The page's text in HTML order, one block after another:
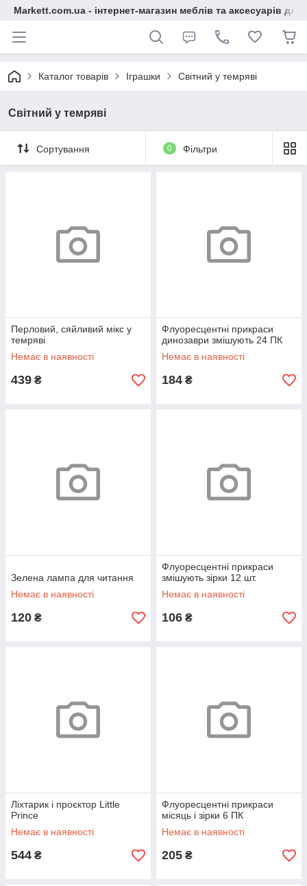
Markett.com.ua - інтернет-магазин меблів та аксесуарів для
Каталог товарів Іграшки Світний у темряві
Світний у темряві
Сортування 0 Фільтри
Перловий, сяйливий мікс у
темряві
Немає в наявності
439 ₴
Флуоресцентні прикраси
динозаври змішують 24 ПК
Немає в наявності
184 ₴
Зелена лампа для читання
Немає в наявності
120 ₴
Флуоресцентні прикраси
змішують зірки 12 шт.
Немає в наявності
106 ₴
Ліхтарик і проєктор Little
Prince
Немає в наявності
544 ₴
Флуоресцентні прикраси
місяць і зірки 6 ПК
Немає в наявності
205 ₴